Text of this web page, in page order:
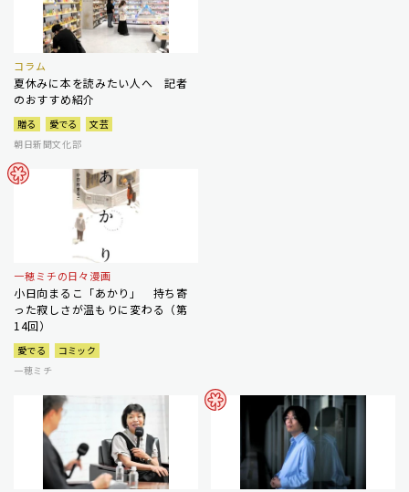
コラム
夏休みに本を読みたい人へ 記者
のおすすめ紹介
贈る 愛でる
文芸
朝日新聞文化部
一穂ミチの日々漫画
小日向まるこ「あかり」 持ち寄
った寂しさが温もりに変わる（第
14回）
愛でる
コミック
一穂ミチ